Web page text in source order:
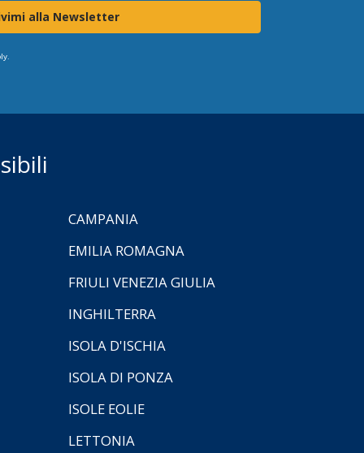
alla Newsletter
CAMPANIA
EMILIA ROMAGNA
FRIULI VENEZIA GIULIA
INGHILTERRA
ISOLA D'ISCHIA
ISOLA DI PONZA
ISOLE EOLIE
LETTONIA